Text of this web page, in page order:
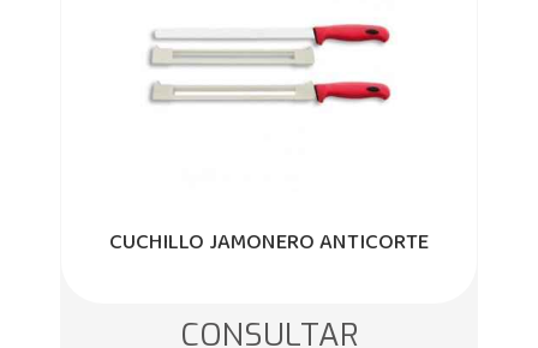
CUCHILLO JAMONERO ANTICORTE
CONSULTAR